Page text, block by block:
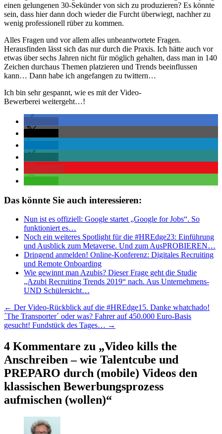
einen gelungenen 30-Sekünder von sich zu produzieren? Es könnte
sein, dass hier dann doch wieder die Furcht überwiegt, nachher zu
wenig professionell rüber zu kommen.
Alles Fragen und vor allem alles unbeantwortete Fragen.
Herausfinden lässt sich das nur durch die Praxis. Ich hätte auch vor
etwas über sechs Jahren nicht für möglich gehalten, dass man in 140
Zeichen durchaus Themen platzieren und Trends beeinflussen
kann… Dann habe ich angefangen zu twittern…
Ich bin sehr gespannt, wie es mit der Video-
Bewerberei weitergeht…!
Das könnte Sie auch interessieren:
Nun ist es offiziell: Google startet „Google for Jobs“. So
funktioniert es…
Noch ein weiteres Spotlight für die #HREdge23: Einführung
und Ausblick zum Metaverse. Und zum AusPROBIEREN…
Dringend anmelden! Online-Konferenz: Digitales Recruiting
und Remote Onboarding
Wie gewinnt man Azubis? Dieser Frage geht die Studie
„Azubi Recruiting Trends 2019“ nach. Aus Unternehmens-
UND Schülersicht…
Beitragsnavigation
← Der Video-Rückblick auf die #HREdge15. Danke whatchado!
´The Transporter´ oder was? Fahrer auf 450.000 Euro-Basis
gesucht! Fundstück des Tages… →
4 Kommentare zu „Video kills the
Anschreiben – wie Talentcube und
PREPARO durch (mobile) Videos den
klassischen Bewerbungsprozess
aufmischen (wollen)“